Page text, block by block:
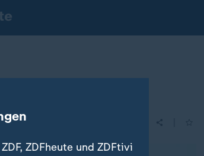
ZDFheute und ZDFtivi